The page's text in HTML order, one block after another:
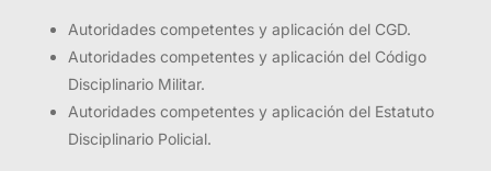
Autoridades competentes y aplicación del CGD.
Autoridades competentes y aplicación del Código
Disciplinario Militar.
Autoridades competentes y aplicación del Estatuto
Disciplinario Policial.